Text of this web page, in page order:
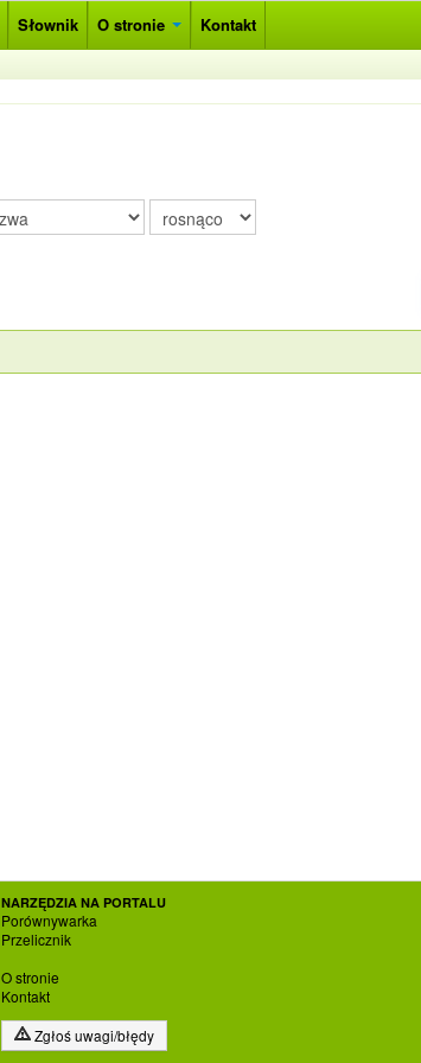
Słownik O stronie Kontakt
NARZĘDZIA NA PORTALU
Porównywarka
Przelicznik
O stronie
Kontakt
Zgłoś uwagi/błędy